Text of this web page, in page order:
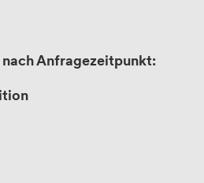
Anfragezeitpunkt: